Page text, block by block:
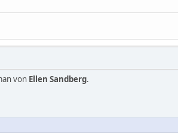
von Ellen Sandberg.